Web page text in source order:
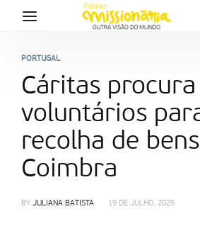
PORTUGAL
Cáritas procura
voluntários
recolha de
Coimbra
BY JULIANA BATISTA 19 DE JULHO, 2025